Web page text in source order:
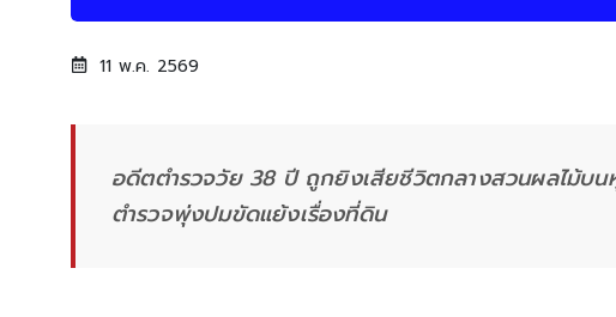
11 พ.ค. 2569
อดีตตำรวจวัย 38 ปี ถูกยิงเสียชีวิตกลางสวนผลไม้บน
ตำรวจพุ่งปมขัดแย้งเรื่องที่ดิน